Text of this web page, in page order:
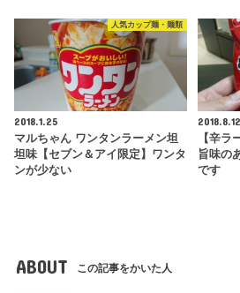
人気カップ麺・麺類
2018.1.25
マルちゃん ワンタンラーメン坦
坦味【セブン＆アイ限定】ワンタ
ンが少ない
2018.8.12
【辛ラ
旨味の
です
ABOUT この記事をかいた人